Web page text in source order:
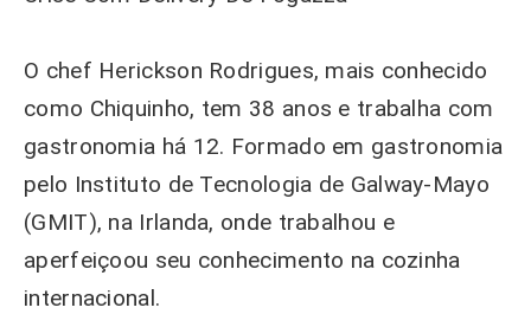
O chef Herickson Rodrigues, mais conhecido
como Chiquinho, tem 38 anos e trabalha com
gastronomia há 12. Formado em gastronomia
pelo Instituto de Tecnologia de Galway-Mayo
(GMIT), na Irlanda, onde trabalhou e
aperfeiçoou seu conhecimento na cozinha
internacional.